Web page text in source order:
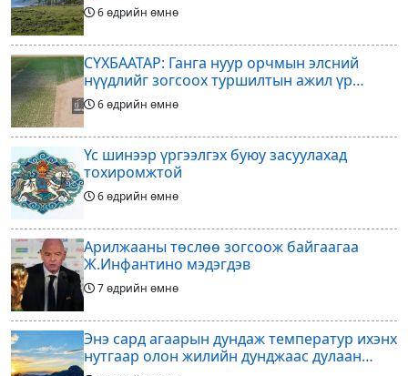
6 өдрийн өмнө
СҮХБААТАР: Ганга нуур орчмын элсний
нүүдлийг зогсоох туршилтын ажил үр
дүнгээ өгч эхэлжээ
6 өдрийн өмнө
Үс шинээр үргээлгэх буюу засуулахад
тохиромжтой
6 өдрийн өмнө
Арилжааны төслөө зогсоож байгаагаа
Ж.Инфантино мэдэгдэв
7 өдрийн өмнө
Энэ сард агаарын дундаж температур ихэнх
нутгаар олон жилийн дунджаас дулаан